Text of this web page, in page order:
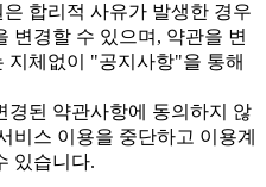
합리적 사유가 발생한 경우
변경할 수 있으며, 약관을 변
지체없이 "공지사항"을 통해
된 약관사항에 동의하지 않
비스 이용을 중단하고 이용계
있습니다.